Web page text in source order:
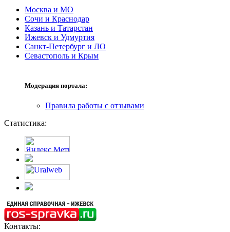
Москва и МО
Сочи и Краснодар
Казань и Татарстан
Ижевск и Удмуртия
Санкт-Петербург и ЛО
Севастополь и Крым
Модерация портала:
Правила работы с отзывами
Статистика:
Контакты: